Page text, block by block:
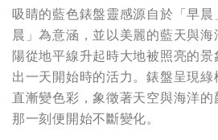
吸睛的藍色錶盤靈感源自於「早
晨」為意涵，並以美麗的藍天與
陽從地平線升起時大地被照亮的
出一天開始時的活力。錶盤呈現
直漸變色彩，象徵著天空與海洋
那一刻便開始不斷變化。